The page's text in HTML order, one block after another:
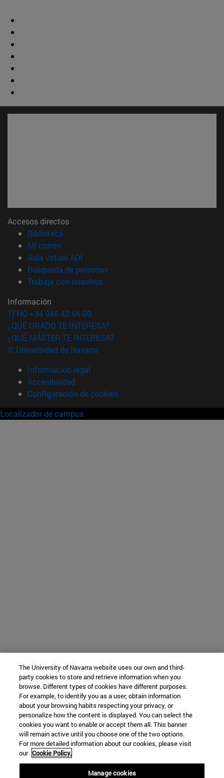
Accesos directos
Biblioteca
Mi correo(abre en nueva ventana)
Aula virtual ADI
Búsqueda de personas(abre en nueva ventana)
Trabaja con nosotros(abre en nueva ventana)
Información
TFNO +34 948 42 56 00
¿QUÉ GRADO TE INTERESA?
¿QUÉ MÁSTER TE INTERESA?
© Universidad de Navarra
Información legal
Accesibilidad
Configuración de cookies
Localizador de campus
The University of Navarra website uses our own and third-
party cookies to store and retrieve information when you
browse. Different types of cookies have different purposes.
For example, to identify you as a user, obtain information
about your browsing habits respecting your privacy, or
personalize how the content is displayed. You can select the
cookies you want to enable or accept them all. This banner
will remain active until you choose one of the two options.
For more detailed information about our cookies, please visit
our Cookie Policy.
Manage cookies